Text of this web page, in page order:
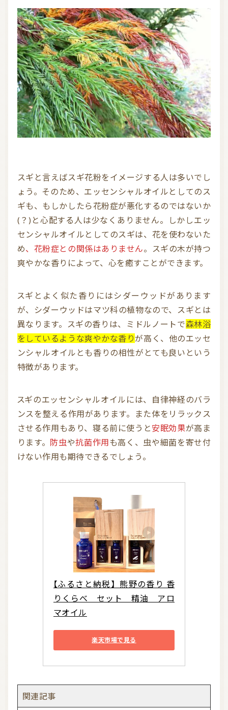
スギと言えばスギ花粉をイメージする人は多いでし
ょう。そのため、エッセンシャルオイルとしてのス
ギも、もしかしたら花粉症が悪化するのではないか
(？)と心配する人は少なくありません。しかしエッ
センシャルオイルとしてのスギは、花を使わないた
め、花粉症との関係はありません。スギの木が持つ
爽やかな香りによって、心を癒すことができます。
スギとよく似た香りにはシダーウッドがあります
が、シダーウッドはマツ科の植物なので、スギとは
異なります。スギの香りは、ミドルノートで森林浴
をしているような爽やかな香りが高く、他のエッセ
ンシャルオイルとも香りの相性がとても良いという
特徴があります。
スギのエッセンシャルオイルには、自律神経のバラ
ンスを整える作用があります。また体をリラックス
させる作用もあり、寝る前に使うと 安眠効果が高ま
ります。 防虫や抗菌作用も高く、虫や細菌を寄せ付
けない作用も期待できるでしょう。
【ふるさと納税】熊野の香り 香
りくらべ　セット　精油　アロ
マオイル
楽天市場で見る
関連記事